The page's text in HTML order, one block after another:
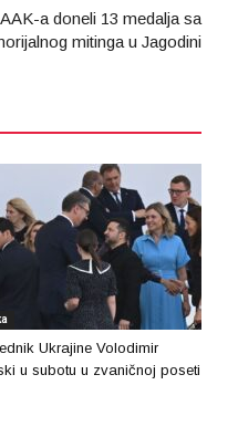
a doneli 13 medalja sa
mitinga u Jagodini
Ukrajine Volodimir
u subotu u zvaničnoj poseti